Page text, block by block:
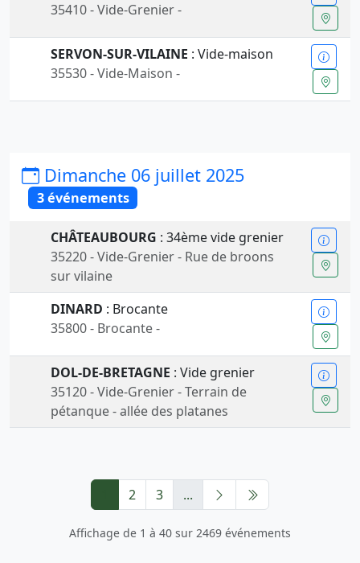
35410 - Vide-Grenier -
SERVON-SUR-VILAINE : Vide-maison
35530 - Vide-Maison -
Dimanche 06 juillet 2025
3 événements
CHÂTEAUBOURG : 34ème vide grenier
35220 - Vide-Grenier - Rue de broons
sur vilaine
DINARD : Brocante
35800 - Brocante -
DOL-DE-BRETAGNE : Vide grenier
35120 - Vide-Grenier - Terrain de
pétanque - allée des platanes
2 3 ...
Affichage de 1 à 40 sur 2469 événements